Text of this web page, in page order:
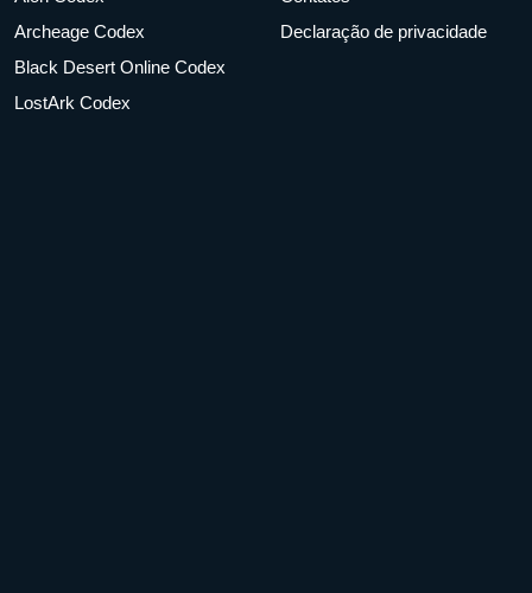
Archeage Codex
Black Desert Online Codex
LostArk Codex
Declaração de privacidade